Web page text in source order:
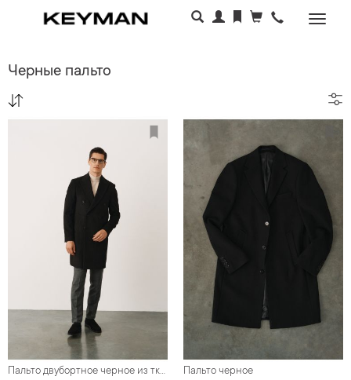
Черные пальто
Пальто двубортное черное из ткани с диагональной фактурой Пальто черное